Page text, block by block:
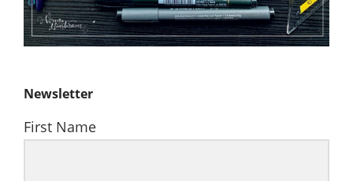
Newsletter
First Name